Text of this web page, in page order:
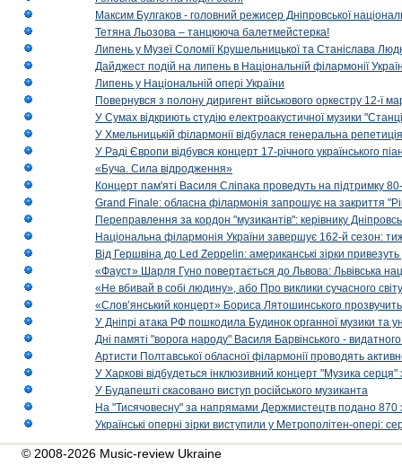
Максим Булгаков - головний режисер Дніпровської
Тетяна Льозова – танцююча балетмейстерка!
Липень у Музеї Соломії Крушельницької та Станіслава
Дайджест подій на липень в Національній філармонії
Липень у Національній опері України
Повернувся з полону диригент військового оркестру 12-ї
У Сумах відкриють студію електроакустичної музики
У Хмельницькій філармонії відбулася генеральна
У Раді Європи відбувся концерт 17-річного українського
«Буча. Сила відродження»
Концерт пам'яті Василя Сліпака проведуть на підтримку
Grand Finale: обласна філармонія запрошує на закриття
Переправлення за кордон "музикантів": керівнику
Національна філармонія України завершує 162-й сезон:
Від Гершвіна до Led Zeppelin: американські зірки
«Фауст» Шарля Гуно повертається до Львова: Львівська
«Не вбивай в собі людину», або Про виклики сучасного світу
«Слов’янський концерт» Бориса Лятошинського
У Дніпрі атака РФ пошкодила Будинок органної музики та
Дні памяті "ворога народу" Василя Барвінського -
Артисти Полтавської обласної філармонії проводять
У Харкові відбудеться інклюзивний концерт "Музика
У Будапешті скасовано виступ російського музиканта
На "Тисячовесну" за напрямами Держмистецтв подано 870
Українські оперні зірки виступили у Метрополітен-опері:
© 2008-2026 Music-review Ukraine